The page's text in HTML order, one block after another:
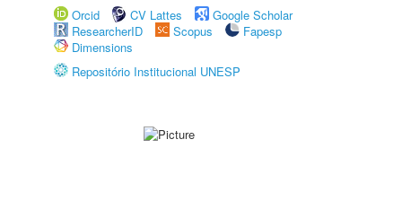
Orcid
CV Lattes
Google Scholar
ResearcherID
Scopus
Fapesp
Dimensions
Repositório Institucional UNESP